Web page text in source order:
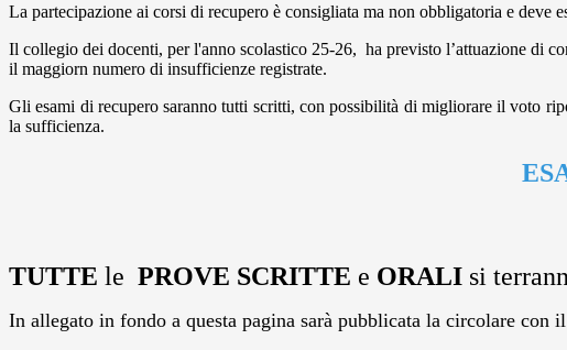
La partecipazione ai corsi di recupero è consigliata ma non obbligatoria e deve
Il collegio dei docenti, per l'anno scolastico 25-26, ha previsto l’attuazione di
il maggiorn numero di insufficienze registrate.
Gli esami di recupero saranno tutti scritti, con possibilità di migliorare il voto
la sufficienza.
TUTTE le PROVE SCRITTE e ORALI si
In allegato in fondo a questa pagina sarà pubblicata la circolare